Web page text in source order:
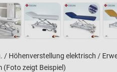
/ Höhenverstellung elektrisch /
(Foto zeigt Beispiel)